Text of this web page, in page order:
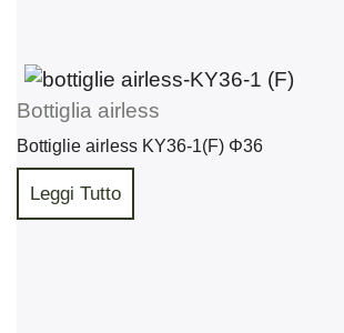
Bottiglia airless
Bottiglie airless KY36-1(F) Φ36
Leggi Tutto